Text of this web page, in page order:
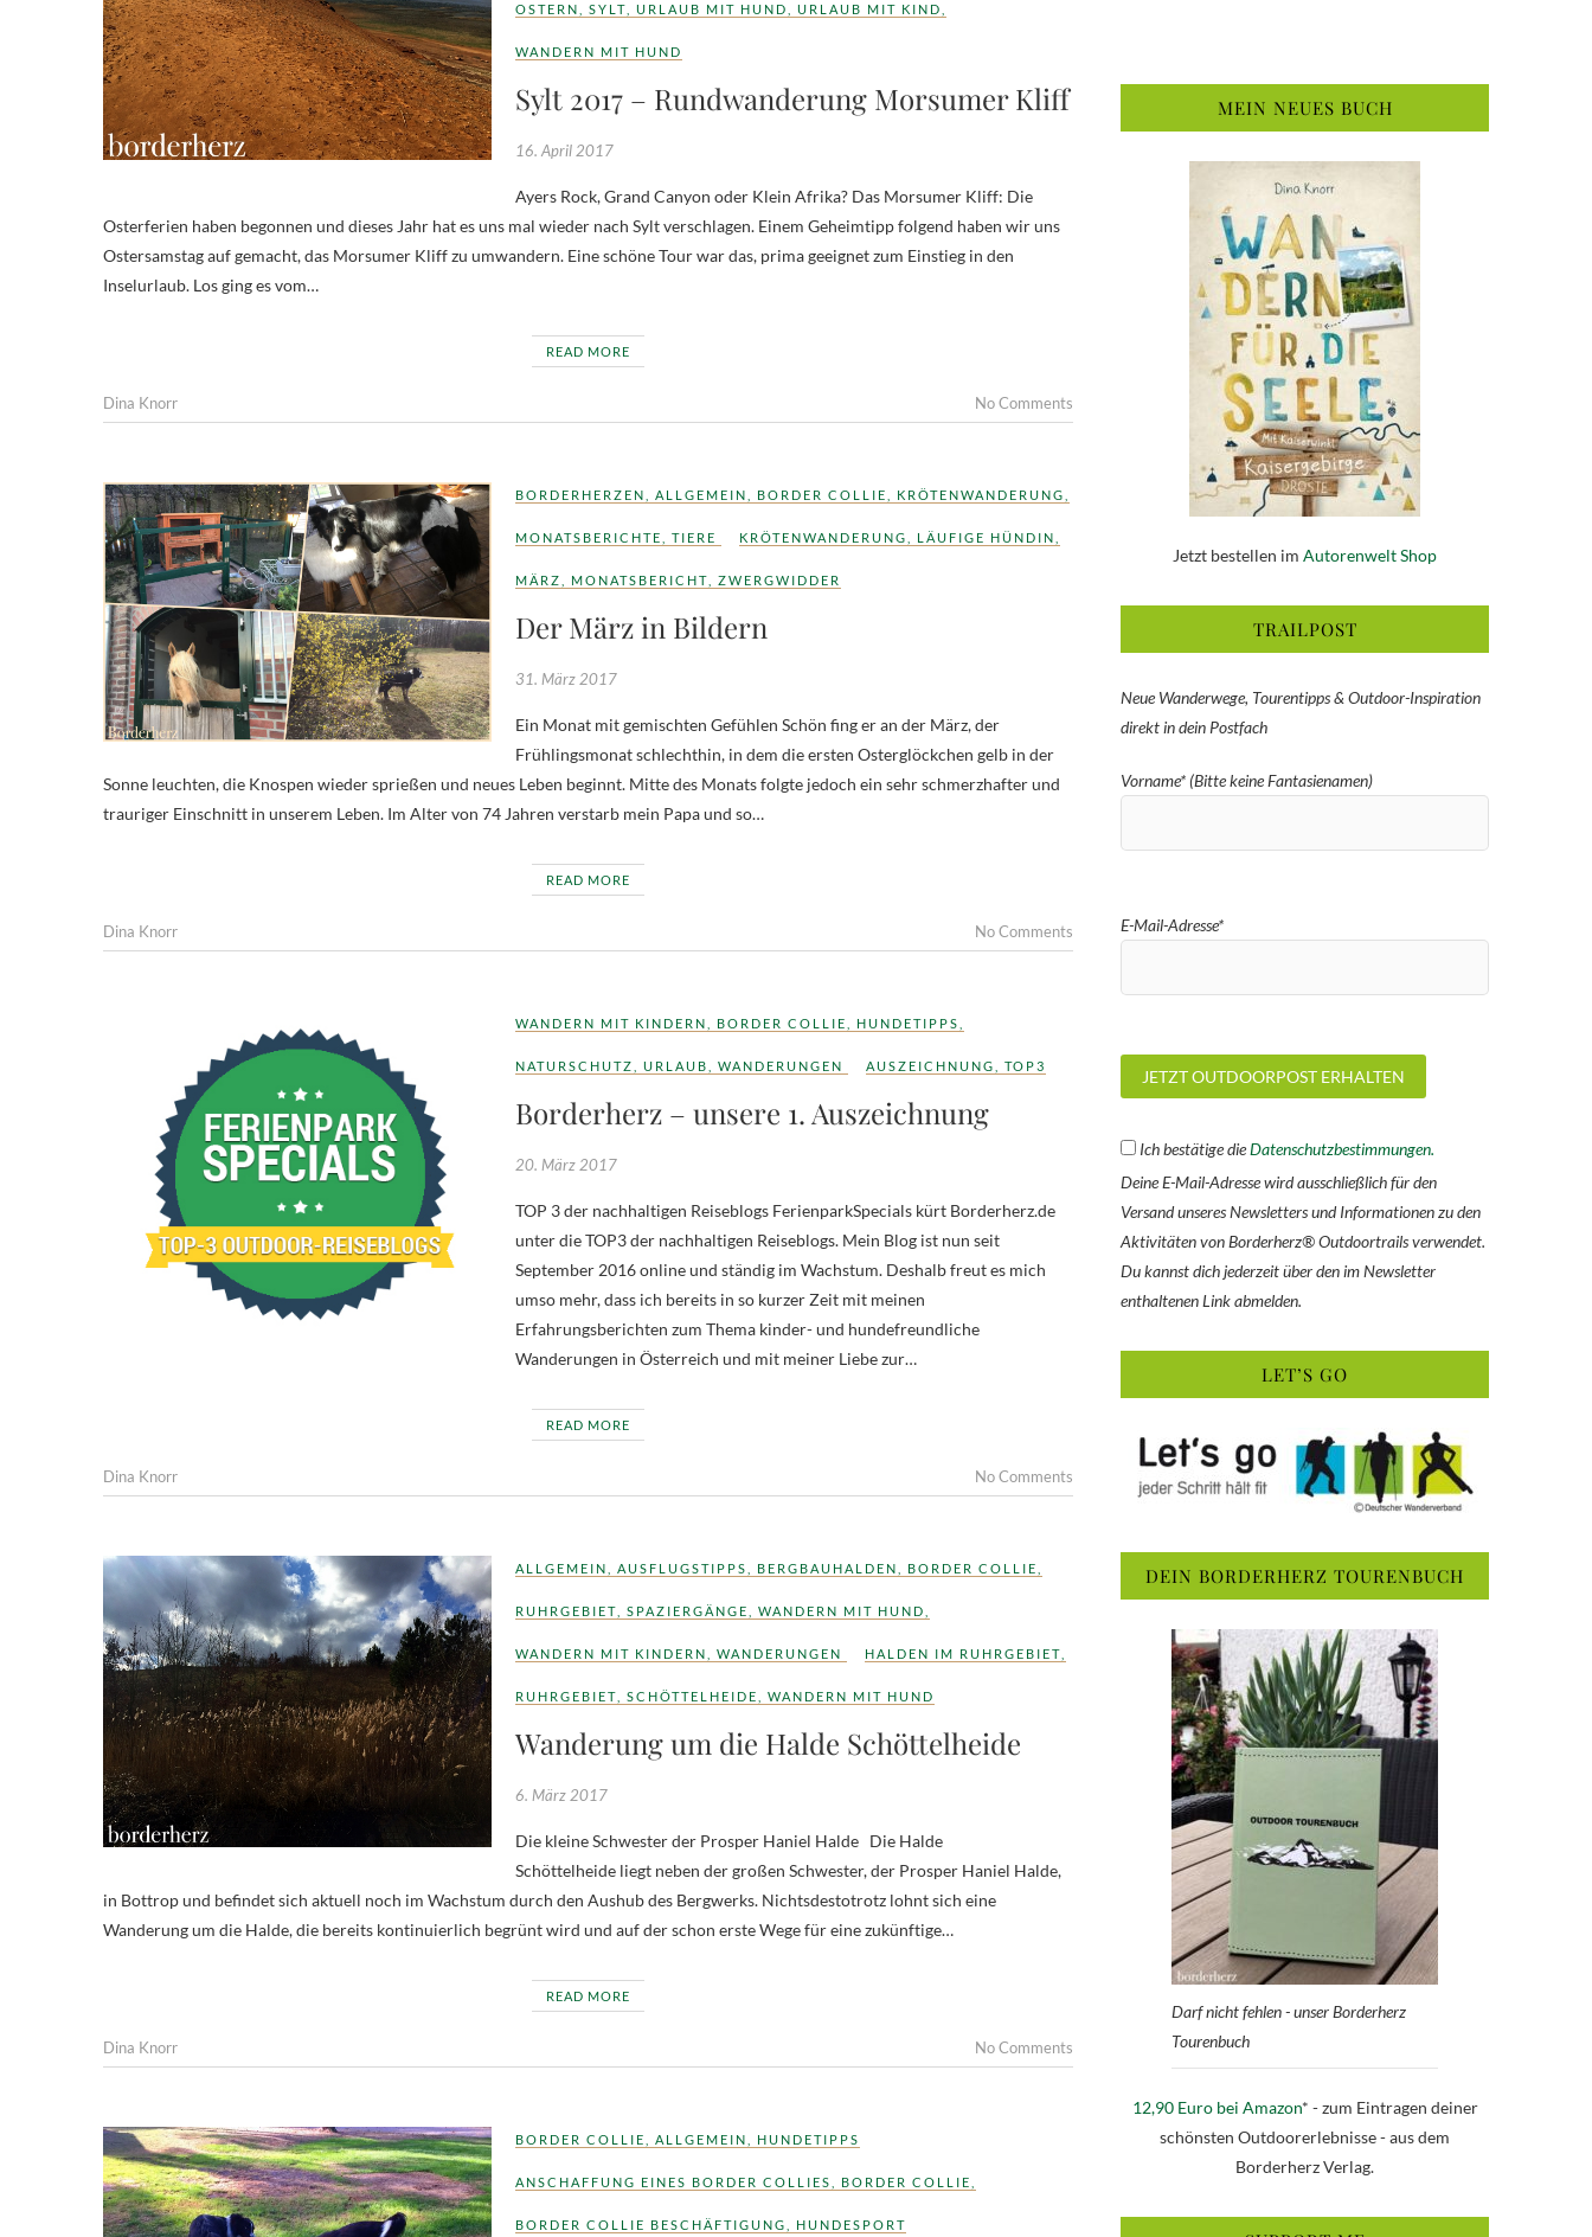
OSTERN SYLT URLAUB MIT HUND URLAUB MIT KIND
WANDERN MIT HUND
Sylt 2017 – Rundwanderung Morsumer Kliff
16. April 2017
Ayers Rock, Grand Canyon oder Klein Afrika? Das Morsumer Kliff: Die
Osterferien haben begonnen und dieses Jahr hat es uns mal wieder nach Sylt verschlagen. Einem Geheimtipp folgend haben wir uns
Ostersamstag auf gemacht, das Morsumer Kliff zu umwandern. Eine schöne Tour war das, prima geeignet zum Einstieg in den
Inselurlaub. Los ging es vom…
READ MORE
Dina Knorr No Comments
BORDERHERZEN ALLGEMEIN BORDER COLLIE KRÖTENWANDERUNG
MONATSBERICHTE TIERE KRÖTENWANDERUNG LÄUFIGE HÜNDIN
MÄRZ MONATSBERICHT ZWERGWIDDER
Der März in Bildern
31. März 2017
Ein Monat mit gemischten Gefühlen Schön fing er an der März, der
Frühlingsmonat schlechthin, in dem die ersten Osterglöckchen gelb in der
Sonne leuchten, die Knospen wieder sprießen und neues Leben beginnt. Mitte des Monats folgte jedoch ein sehr schmerzhafter und
trauriger Einschnitt in unserem Leben. Im Alter von 74 Jahren verstarb mein Papa und so…
READ MORE
Dina Knorr No Comments
WANDERN MIT KINDERN BORDER COLLIE HUNDETIPPS
NATURSCHUTZ URLAUB WANDERUNGEN AUSZEICHNUNG TOP3
Borderherz – unsere 1. Auszeichnung
20. März 2017
TOP 3 der nachhaltigen Reiseblogs FerienparkSpecials kürt Borderherz.de
unter die TOP3 der nachhaltigen Reiseblogs. Mein Blog ist nun seit
September 2016 online und ständig im Wachstum. Deshalb freut es mich
umso mehr, dass ich bereits in so kurzer Zeit mit meinen
Erfahrungsberichten zum Thema kinder- und hundefreundliche
Wanderungen in Österreich und mit meiner Liebe zur…
READ MORE
Dina Knorr No Comments
ALLGEMEIN AUSFLUGSTIPPS BERGBAUHALDEN BORDER COLLIE
RUHRGEBIET SPAZIERGÄNGE WANDERN MIT HUND
WANDERN MIT KINDERN WANDERUNGEN HALDEN IM RUHRGEBIET
RUHRGEBIET SCHÖTTELHEIDE WANDERN MIT HUND
Wanderung um die Halde Schöttelheide
6. März 2017
Die kleine Schwester der Prosper Haniel Halde Die Halde
Schöttelheide liegt neben der großen Schwester, der Prosper Haniel Halde,
in Bottrop und befindet sich aktuell noch im Wachstum durch den Aushub des Bergwerks. Nichtsdestotrotz lohnt sich eine
Wanderung um die Halde, die bereits kontinuierlich begrünt wird und auf der schon erste Wege für eine zukünftige…
READ MORE
Dina Knorr No Comments
BORDER COLLIE ALLGEMEIN HUNDETIPPS
ANSCHAFFUNG EINES BORDER COLLIES BORDER COLLIE
BORDER COLLIE BESCHÄFTIGUNG HUNDESPORT
MEIN NEUES BUCH
Jetzt bestellen im Autorenwelt Shop
TRAILPOST
Neue Wanderwege, Tourentipps & Outdoor-Inspiration
direkt in dein Postfach
Vorname* (Bitte keine Fantasienamen)
E-Mail-Adresse*
Ich bestätige dieDatenschutzbestimmungen.
Deine E-Mail-Adresse wird ausschließlich für den
Versand unseres Newsletters und Informationen zu den
Aktivitäten von Borderherz® Outdoortrails verwendet.
Du kannst dich jederzeit über den im Newsletter
enthaltenen Link abmelden.
LET’S GO
DEIN BORDERHERZ TOURENBUCH
Darf nicht fehlen - unser Borderherz
Tourenbuch
12,90 Euro bei Amazon* - zum Eintragen deiner
schönsten Outdoorerlebnisse - aus dem
Borderherz Verlag.